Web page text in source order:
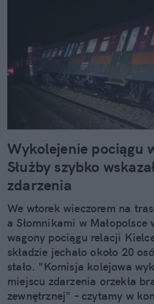
Wykolejenie pociągu
Służby szybko
zdarzenia
We wtorek wieczorem na
a Słomnikami w Małopolsce
wagony pociągu relacji
składzie jechało około 20
stało. "Komisja kolejowa
miejscu zdarzenia orzekła
zewnętrznej" – czytamy w